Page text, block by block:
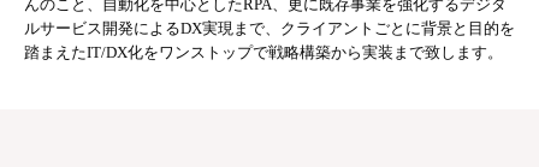
んのこと、自動化を中心としたRPA、更に既存事業を強化するデジタ
ルサービス開発によるDX実現まで、クライアントごとに背景と目的を
踏まえたIT/DX化をワンストップで戦略構築から実装まで致します。